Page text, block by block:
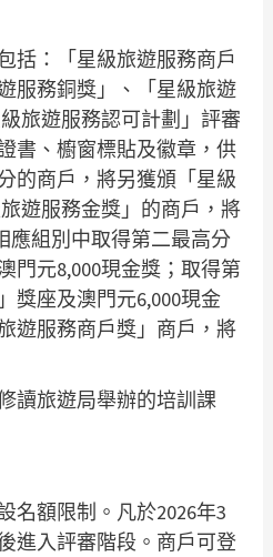
括：「星級旅遊服務商戶
服務銅獎」、「星級旅遊
旅遊服務認可計劃」評審
書、櫥窗標貼及徽章，供
的商戶，將另獲頒「星級
遊服務金獎」的商戶，將
應組別中取得第二最高分
門元8,000現金獎；取得第
獎座及澳門元6,000現金
遊服務商戶獎」商戶，將
讀旅遊局舉辦的培訓課
名額限制。凡於2026年3
進入評審階段。商戶可登